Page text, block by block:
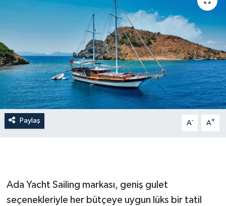
Paylaş A- A+
Ada Yacht Sailing markası, geniş gulet
seçenekleriyle her bütçeye uygun lüks bir tatil
İLÇE HABERLERİ
KÜLTÜR-SANAT
KSÜ
DÜNYA
ROPORTAJ
YEREL YÖNETİM